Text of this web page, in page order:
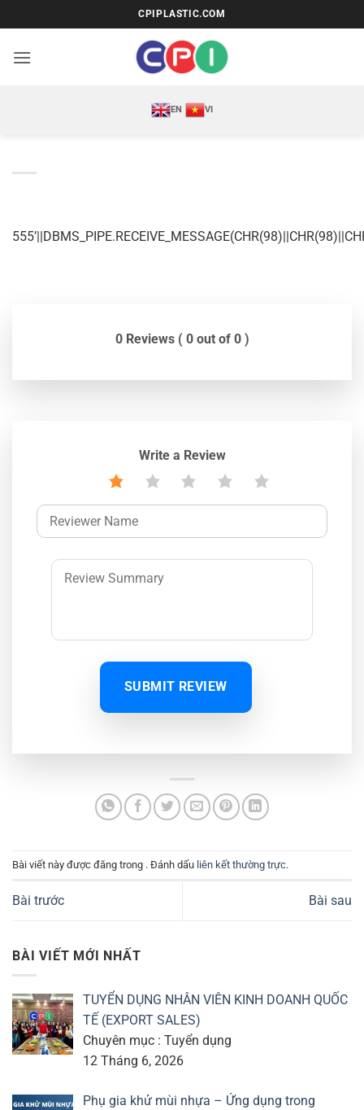
qua
nội
CPIPLASTIC.COM
EN VI
0 Reviews ( 0 out of 0 )
Write a Review
SUBMIT REVIEW
Bài viết này được đăng trong . Đánh dấu liên kết thường trực.
Bài trước Bài sau
BÀI VIẾT MỚI NHẤT
TUYỂN DỤNG NHÂN VIÊN KINH DOANH QUỐC
TẾ (EXPORT SALES)
Chuyên mục : Tuyển dụng
12 Tháng 6, 2026
Phụ gia khử mùi nhựa – Ứng dụng trong